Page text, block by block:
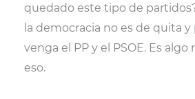
quedado este tipo de
la democracia no es de quita
venga el PP y el PSOE. Es
eso.